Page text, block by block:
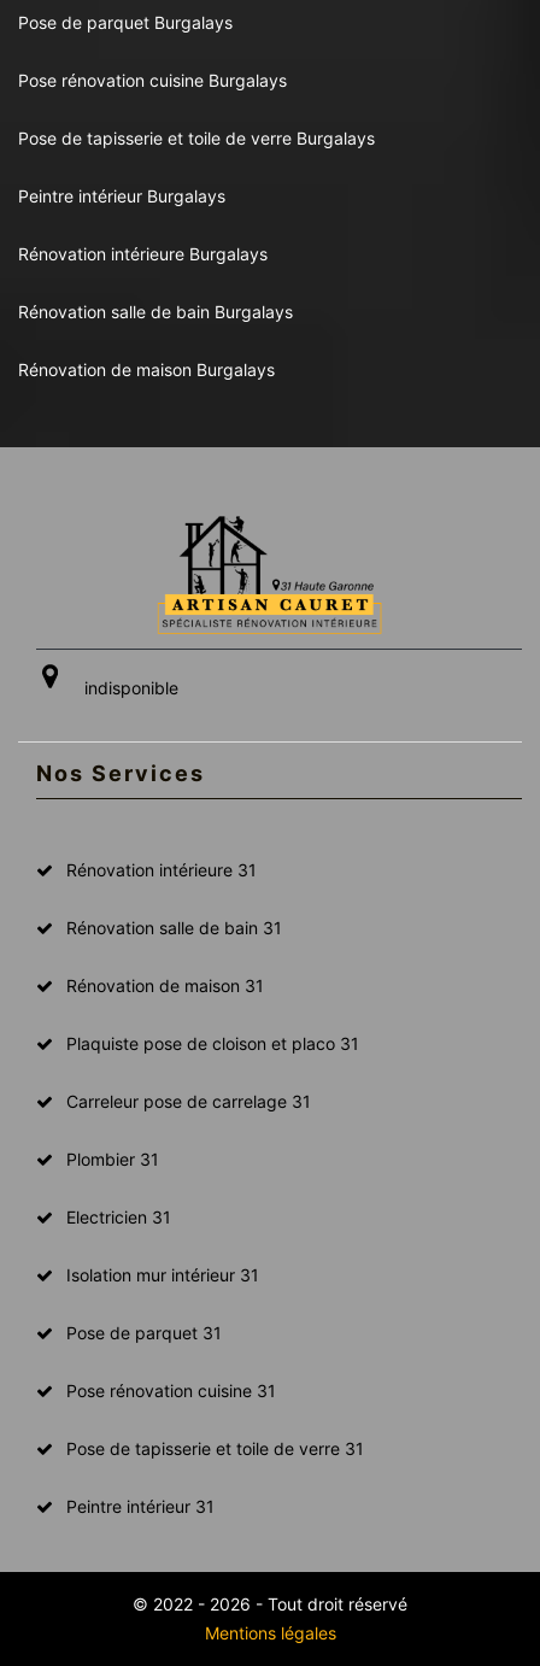
Pose de parquet Burgalays
Pose rénovation cuisine Burgalays
Pose de tapisserie et toile de verre Burgalays
Peintre intérieur Burgalays
Rénovation intérieure Burgalays
Rénovation salle de bain Burgalays
Rénovation de maison Burgalays
indisponible
Nos Services
Rénovation intérieure 31
Rénovation salle de bain 31
Rénovation de maison 31
Plaquiste pose de cloison et placo 31
Carreleur pose de carrelage 31
Plombier 31
Electricien 31
Isolation mur intérieur 31
Pose de parquet 31
Pose rénovation cuisine 31
Pose de tapisserie et toile de verre 31
Peintre intérieur 31
© 2022 - 2026 - Tout droit réservé
Mentions légales